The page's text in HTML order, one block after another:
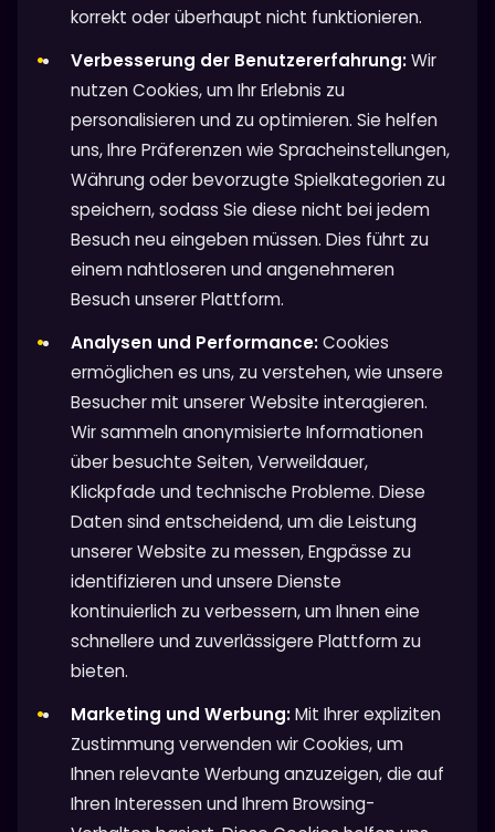
korrekt oder überhaupt nicht funktionieren.
Verbesserung der Benutzererfahrung:Wir
nutzen Cookies, um Ihr Erlebnis zu
personalisieren und zu optimieren. Sie helfen
uns, Ihre Präferenzen wie Spracheinstellungen,
Währung oder bevorzugte Spielkategorien zu
speichern, sodass Sie diese nicht bei jedem
Besuch neu eingeben müssen. Dies führt zu
einem nahtloseren und angenehmeren
Besuch unserer Plattform.
Analysen und Performance:Cookies
ermöglichen es uns, zu verstehen, wie unsere
Besucher mit unserer Website interagieren.
Wir sammeln anonymisierte Informationen
über besuchte Seiten, Verweildauer,
Klickpfade und technische Probleme. Diese
Daten sind entscheidend, um die Leistung
unserer Website zu messen, Engpässe zu
identifizieren und unsere Dienste
kontinuierlich zu verbessern, um Ihnen eine
schnellere und zuverlässigere Plattform zu
bieten.
Marketing und Werbung:Mit Ihrer expliziten
Zustimmung verwenden wir Cookies, um
Ihnen relevante Werbung anzuzeigen, die auf
Ihren Interessen und Ihrem Browsing-